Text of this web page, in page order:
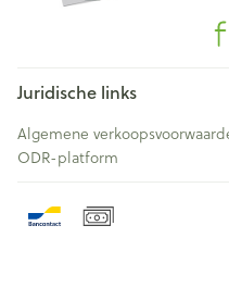
Juridische links
Algemene
ODR-platform